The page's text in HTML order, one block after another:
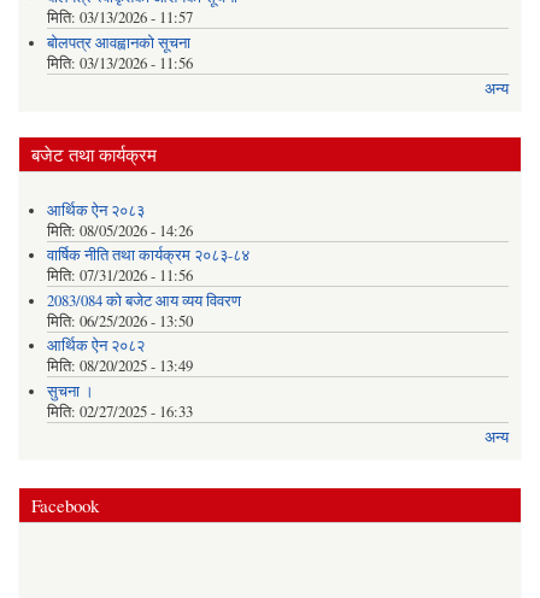
मिति: 03/13/2026 - 11:57
बोलपत्र आवह्वानको सूचना
मिति: 03/13/2026 - 11:56
अन्य
बजेट तथा कार्यक्रम
आर्थिक ऐन २०८३
मिति: 08/05/2026 - 14:26
वार्षिक नीति तथा कार्यक्रम २०८३-८४
मिति: 07/31/2026 - 11:56
2083/084 को बजेट आय व्यय विवरण
मिति: 06/25/2026 - 13:50
आर्थिक ऐन २०८२
मिति: 08/20/2025 - 13:49
सुचना ।
मिति: 02/27/2025 - 16:33
अन्य
Facebook